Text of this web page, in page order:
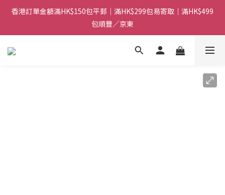
香港訂單金額滿HK$150包平郵｜滿HK$299包易寄取｜滿HK$499
包順豐／京東
香港訂單金額滿HK$150包平郵｜滿HK$299包易寄取｜滿HK$499
包順豐／京東
【網店限定！】指定清貨商品每消費HK$100即享購物金HK$50回
香港訂單金額滿HK$150包平郵｜滿HK$299包易寄取｜滿HK$499